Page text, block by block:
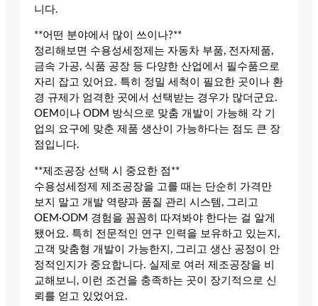
니다.
**어떤 분야에서 많이 쓰이나?**
정리해보면 수용성세정제는 자동차 부품, 전자제품,
금속 가공, 식품 공장 등 다양한 산업에서 필수품으로
자리 잡고 있어요. 특히 정밀 세척이 필요한 곳이나 환
경 규제가 엄격한 곳에서 선택받는 경우가 많더군요.
OEM이나 ODM 방식으로 맞춤 개발이 가능해 각 기
업의 요구에 맞춘 제품 생산이 가능하다는 점도 큰 장
점입니다.
**제조공장 선택 시 중요한 점**
수용성세정제 제조공장을 고를 때는 단순히 가격만
보지 말고 개발 역량과 품질 관리 시스템, 그리고
OEM·ODM 경험을 꼼꼼히 따져봐야 한다는 걸 알게
됐어요. 특히 전문적인 연구 인력을 보유하고 있는지,
고객 맞춤형 개발이 가능한지, 그리고 생산 공정이 안
정적인지가 중요합니다. 실제로 여러 제조공장을 비
교해보니, 이런 조건을 충족하는 곳이 장기적으로 신
뢰를 얻고 있었어요.